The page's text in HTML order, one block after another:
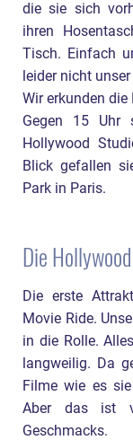
die sie sich
ihren
Tisch. Einfach
leider nicht
Wir erkunden
Gegen 15
Hollywood
Blick gefallen
Park in Paris.
Die
Die erste
Movie Ride.
in die Rolle.
langweilig. Da
Filme wie es
Aber das ist
Geschmacks.